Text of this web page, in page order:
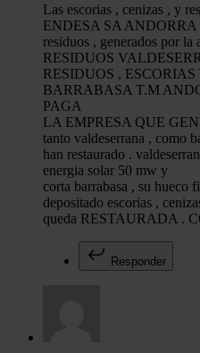
Las escorias , cenizas , y
ENDESA SA ANDORRA
residuos , generados por
RESIDUOS
RESIDUOS ,
BARRABASA T.M
PAGA
LA EMPRESA QUE
tanto valdeserrana , como
han restaurado .
energia solar 50 mw y
corta barrabasa , su hueco
depositado escorias ,
queda RESTAURADA .
Responder